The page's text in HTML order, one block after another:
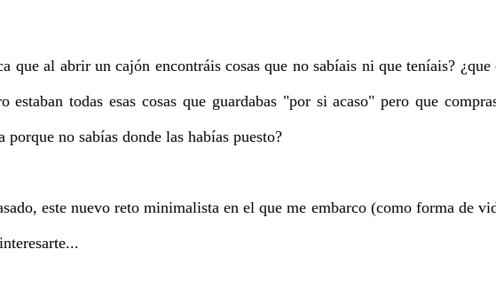
que al abrir un cajón encontráis cosas que no sabíais ni que teníais? ¿que
estaban todas esas cosas que guardabas "por si acaso" pero que
no sabías donde las habías puesto?
este nuevo reto minimalista en el que me embarco (como forma de